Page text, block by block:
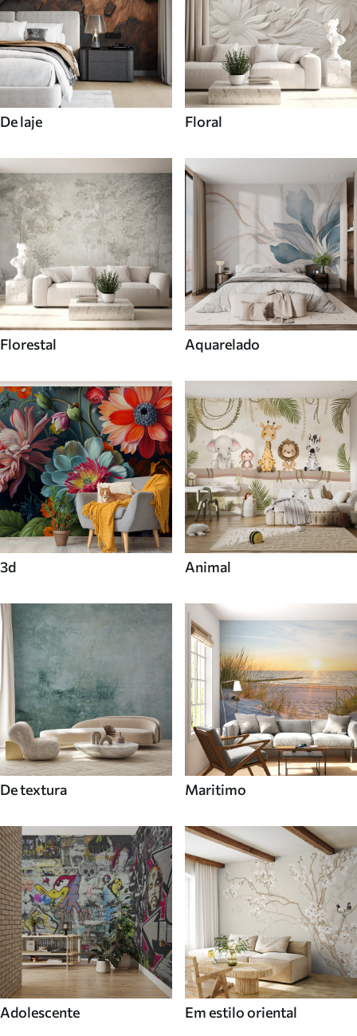
De laje Floral
Florestal Aquarelado
3d Animal
De textura Maritimo
Adolescente Em estilo oriental